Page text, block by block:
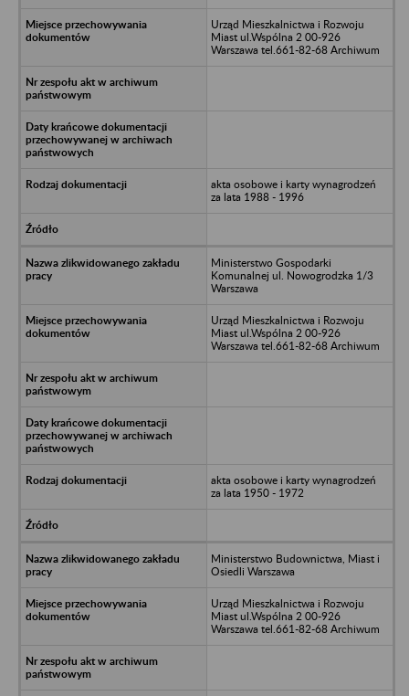
Urząd Mieszkalnictwa i Rozwoju
Miast ul.Wspólna 2 00-926
Warszawa tel.661-82-68 Archiwum
akta osobowe i karty wynagrodzeń
za lata 1988 - 1996
Ministerstwo Gospodarki
Komunalnej ul. Nowogrodzka 1/3
Warszawa
Urząd Mieszkalnictwa i Rozwoju
Miast ul.Wspólna 2 00-926
Warszawa tel.661-82-68 Archiwum
akta osobowe i karty wynagrodzeń
za lata 1950 - 1972
Ministerstwo Budownictwa, Miast i
Osiedli Warszawa
Urząd Mieszkalnictwa i Rozwoju
Miast ul.Wspólna 2 00-926
Warszawa tel.661-82-68 Archiwum